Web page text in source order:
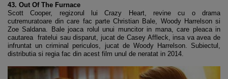
43. Out Of The Furnace
Scott Cooper, regizorul lui Crazy Heart, revine cu o drama
cutremuratoare din care fac parte Christian Bale, Woody Harrelson si
Zoe Saldana. Bale joaca rolul unui muncitor in mana, care pleaca in
cautarea fratelui sau disparut, jucat de Casey Affleck, insa va avea de
infruntat un criminal periculos, jucat de Woody Harrelson. Subiectul,
distributia si regia fac din acest film unul de neratat in 2014.